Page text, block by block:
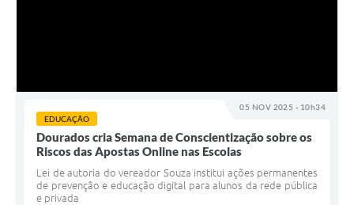
05 NOV 2025 - 10h34
EDUCAÇÃO
Dourados cria Semana de Conscientização sobre os
Riscos das Apostas Online nas Escolas
Lei de autoria do vereador Souza institui ações permanentes
de prevenção e educação digital para alunos da rede pública
e privada